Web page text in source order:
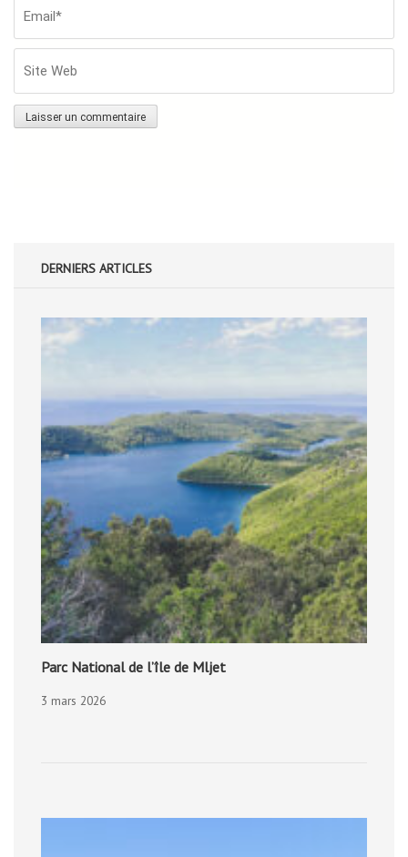
DERNIERS ARTICLES
Parc National de l’île de Mljet
3 mars 2026